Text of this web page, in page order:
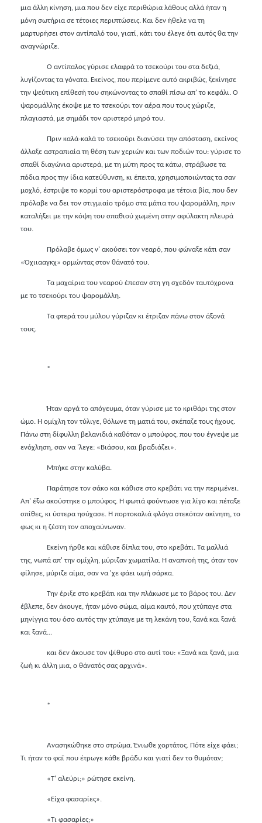
μια άλλη κίνηση, μια που δεν είχε περιθώρια λάθους αλλά ήταν η
μόνη σωτήρια σε τέτοιες περιπτώσεις. Και δεν ήθελε να τη
μαρτυρήσει στον αντίπαλό του, γιατί, κάτι του έλεγε ότι αυτός θα την
αναγνώριζε.
Ο αντίπαλος γύρισε ελαφρά το τσεκούρι του στα δεξιά,
λυγίζοντας τα γόνατα. Εκείνος, που περίμενε αυτό ακριβώς, ξεκίνησε
την ψεύτικη επίθεσή του σηκώνοντας το σπαθί πίσω απ' το κεφάλι. Ο
ψαρομάλλης έκοψε με το τσεκούρι τον αέρα που τους χώριζε,
πλαγιαστά, με σημάδι τον αριστερό μηρό του.
Πριν καλά-καλά το τσεκούρι διανύσει την απόσταση, εκείνος
άλλαξε αστραπιαία τη θέση των χεριών και των ποδιών του: γύρισε το
σπαθί διαγώνια αριστερά, με τη μύτη προς τα κάτω, στράβωσε τα
πόδια προς την ίδια κατεύθυνση, κι έπειτα, χρησιμοποιώντας τα σαν
μοχλό, έστριψε το κορμί του αριστερόστροφα με τέτοια βία, που δεν
πρόλαβε να δει τον στιγμιαίο τρόμο στα μάτια του ψαρομάλλη, πριν
καταλήξει με την κόψη του σπαθιού χωμένη στην αφύλακτη πλευρά
του.
Πρόλαβε όμως ν' ακούσει τον νεαρό, που φώναξε κάτι σαν
«Όχιιααγκχ» ορμώντας στον θάνατό του.
Τα μαχαίρια του νεαρού έπεσαν στη γη σχεδόν ταυτόχρονα
με το τσεκούρι του ψαρομάλλη.
Τα φτερά του μύλου γύριζαν κι έτριζαν πάνω στον άξονά
τους.
*
Ήταν αργά το απόγευμα, όταν γύρισε με το κριθάρι της στον
ώμο. Η ομίχλη τον τύλιγε, θόλωνε τη ματιά του, σκέπαζε τους ήχους.
Πάνω στη δίφυλλη βελανιδιά καθόταν ο μπούφος, που του έγνεψε με
ενόχληση, σαν να 'λεγε: «Βιάσου, και βραδιάζει».
Μπήκε στην καλύβα.
Παράτησε τον σάκο και κάθισε στο κρεβάτι να την περιμένει.
Απ' έξω ακούστηκε ο μπούφος. Η φωτιά φούντωσε για λίγο και πέταξε
σπίθες, κι ύστερα ησύχασε. Η πορτοκαλιά φλόγα στεκόταν ακίνητη, το
φως κι η ζέστη τον αποχαύνωναν.
Εκείνη ήρθε και κάθισε δίπλα του, στο κρεβάτι. Τα μαλλιά
της, νωπά απ' την ομίχλη, μύριζαν χωματίλα. Η αναπνοή της, όταν τον
φίλησε, μύριζε αίμα, σαν να 'χε φάει ωμή σάρκα.
Την έριξε στο κρεβάτι και την πλάκωσε με το βάρος του. Δεν
έβλεπε, δεν άκουγε, ήταν μόνο σώμα, αίμα καυτό, που χτύπαγε στα
μηνίγγια του όσο αυτός την χτύπαγε με τη λεκάνη του, ξανά και ξανά
και ξανά...
και δεν άκουσε τον ψίθυρο στο αυτί του: «Ξανά και ξανά, μια
ζωή κι άλλη μια, ο θάνατός σας αρχινά».
*
Ανασηκώθηκε στο στρώμα. Ένιωθε χορτάτος. Πότε είχε φάει;
Τι ήταν το φαΐ που έτρωγε κάθε βράδυ και γιατί δεν το θυμόταν;
«Τ' αλεύρι;» ρώτησε εκείνη.
«Είχα φασαρίες».
«Τι φασαρίες;»